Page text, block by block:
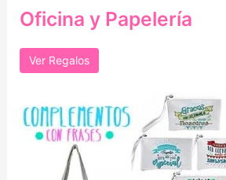
Oficina y Papelería
Ver Regalos